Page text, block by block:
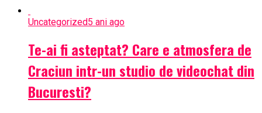
Uncategorized5 ani ago
Te-ai fi asteptat? Care e atmosfera de
Craciun intr-un studio de videochat din
Bucuresti?